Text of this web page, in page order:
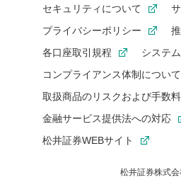
セキュリティについて
プライバシーポリシー
各口座取引規程
システ
コンプライアンス体制について
取扱商品のリスクおよび手数
金融サービス提供法への対応
松井証券WEBサイト
松井証券株式